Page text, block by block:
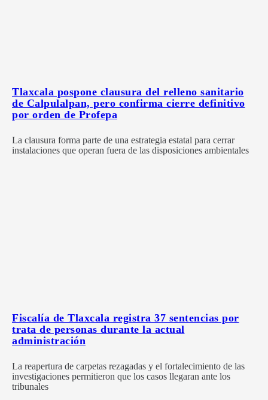
Tlaxcala pospone clausura del relleno sanitario
de Calpulalpan, pero confirma cierre definitivo
por orden de Profepa
La clausura forma parte de una estrategia estatal para cerrar
instalaciones que operan fuera de las disposiciones ambientales
Fiscalía de Tlaxcala registra 37 sentencias por
trata de personas durante la actual
administración
La reapertura de carpetas rezagadas y el fortalecimiento de las
investigaciones permitieron que los casos llegaran ante los
tribunales